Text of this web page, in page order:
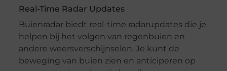
Real-Time Radar Updates
Buienradar biedt real-time radarupdates die je
helpen bij het volgen van regenbuien en
andere weersverschijnselen. Je kunt de
beweging van buien zien en anticiperen op